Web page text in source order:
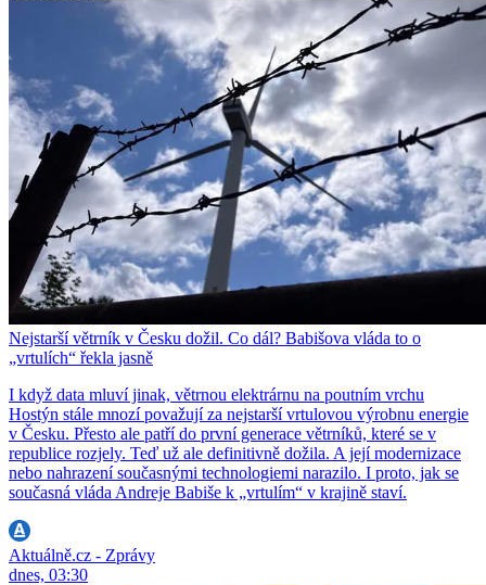
Nejstarší větrník v Česku dožil. Co dál? Babišova vláda to o
„vrtulích“ řekla jasně
I když data mluví jinak, větrnou elektrárnu na poutním vrchu
Hostýn stále mnozí považují za nejstarší vrtulovou výrobnu energie
v Česku. Přesto ale patří do první generace větrníků, které se v
republice rozjely. Teď už ale definitivně dožila. A její modernizace
nebo nahrazení současnými technologiemi narazilo. I proto, jak se
současná vláda Andreje Babiše k „vrtulím“ v krajině staví.
Aktuálně.cz - Zprávy
dnes, 03:30